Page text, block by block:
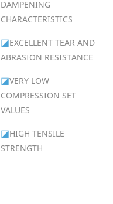
DAMPENING
CHARACTERISTICS
◪EXCELLENT TEAR AND
ABRASION RESISTANCE
◪VERY LOW
COMPRESSION SET
VALUES
◪HIGH TENSILE
STRENGTH